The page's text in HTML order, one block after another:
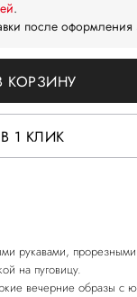
.
после оформления
КОРЗИНУ
1 КЛИК
рукавами,
на пуговицу.
вечерние образы с